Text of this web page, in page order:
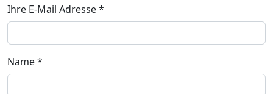
Ihre E-Mail Adresse*
Name*